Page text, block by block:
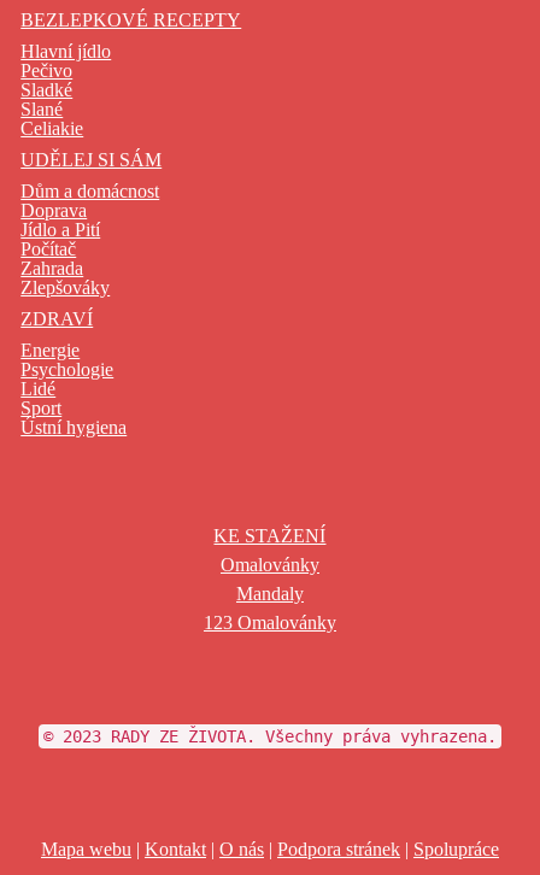
BEZLEPKOVÉ RECEPTY
Hlavní jídlo
Pečivo
Sladké
Slané
Celiakie
UDĚLEJ SI SÁM
Dům a domácnost
Doprava
Jídlo a Pití
Počítač
Zahrada
Zlepšováky
ZDRAVÍ
Energie
Psychologie
Lidé
Sport
Ústní hygiena
KE STAŽENÍ
Omalovánky
Mandaly
123 Omalovánky
© 2023 RADY ZE ŽIVOTA. Všechny práva vyhrazena.
Mapa webu | Kontakt| O nás| Podpora stránek| Spolupráce